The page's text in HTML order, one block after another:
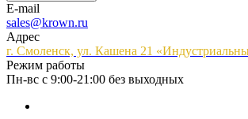
E-mail
sales@krown.ru
Адрес
г. Смоленск, ул. Кашена 21
Режим работы
Пн-вс с 9:00-21:00 без выходных